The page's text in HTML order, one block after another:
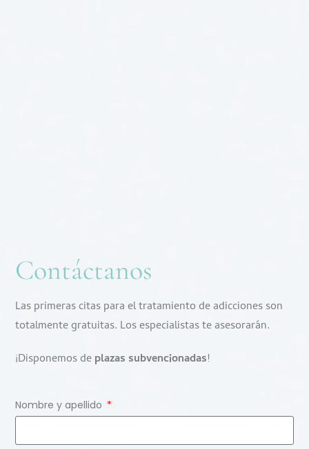
Contáctanos
Las primeras citas para el tratamiento de adicciones son
totalmente gratuitas. Los especialistas te asesorarán.
¡Disponemos deplazas subvencionadas!
Nombre y apellido